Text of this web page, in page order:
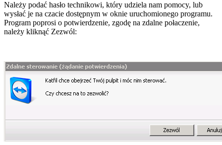
Należy podać hasło technikowi, który udziela nam pomocy, lub
wysłać je na czacie dostępnym w oknie uruchomionego programu.
Program poprosi o potwierdzenie, zgodę na zdalne połaczenie,
należy kliknąć Zezwól: